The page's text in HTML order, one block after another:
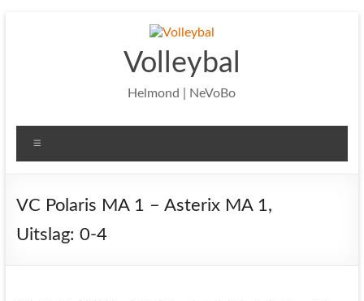
Volleybal
Helmond | NeVoBo
VC Polaris MA 1 – Asterix MA 1,
Uitslag: 0-4